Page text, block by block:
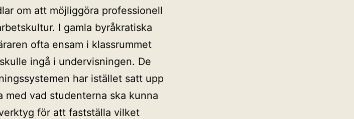
om att möjliggöra professionell
I gamla byråkratiska
ofta ensam i klassrummet
ingå i undervisningen. De
har istället satt upp
med vad studenterna ska kunna
för att fastställa vilket